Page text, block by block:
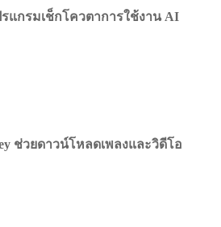
รแกรมเช็กโควตาการใช้งาน AI
ช่วยดาวน์โหลดเพลงและวิดีโอ